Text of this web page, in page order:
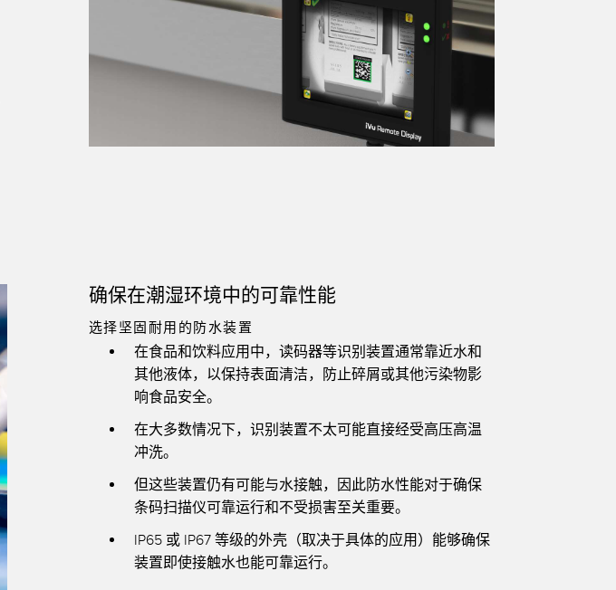
确保在潮湿环境中的可靠性能
选择坚固耐用的防水装置
在食品和饮料应用中，读码器等识别装置通常靠近水和
其他液体，以保持表面清洁，防止碎屑或其他污染物影
响食品安全。
在大多数情况下，识别装置不太可能直接经受高压高温
冲洗。
但这些装置仍有可能与水接触，因此防水性能对于确保
条码扫描仪可靠运行和不受损害至关重要。
IP65 或 IP67 等级的外壳（取决于具体的应用）能够确保
装置即使接触水也能可靠运行。